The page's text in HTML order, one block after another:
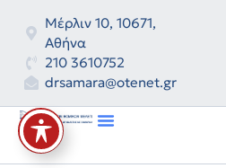
Μέρλιν 10, 10671,
Αθήνα
210 3610752
drsamara@otenet.gr